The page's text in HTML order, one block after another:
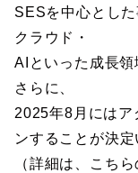
SESを中心とし
クラウド・
AIといった成長領
さらに、
2025年8月にはア
ンすることが決定
（詳細は、こち